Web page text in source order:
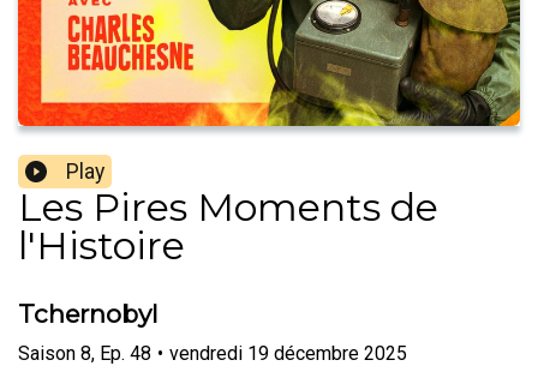
Play
Les Pires Moments de
l'Histoire
Tchernobyl
Saison 8, Ep. 48 • vendredi 19 décembre 2025